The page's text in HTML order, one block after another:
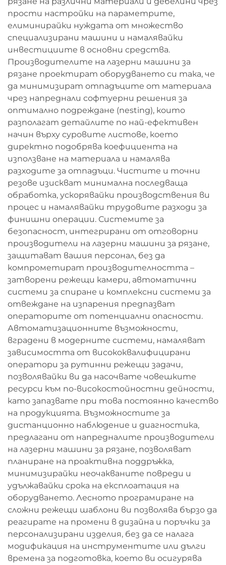
прости настройки на параметрите,
елиминирайки нуждата от множество
специализирани машини и намалявайки
инвестициите в основни средства.
Производителите на лазерни машини за
рязане проектират оборудването си така, че
да минимизират отпадъците от материала
чрез напреднали софтуерни решения за
оптимално подреждане (nesting), които
разполагат детайлите по най-ефективен
начин върху суровите листове, което
директно подобрява коефициента на
използване на материала и намалява
разходите за отпадъци. Чистите и точни
резове изискват минимална последваща
обработка, ускорявайки производствения ви
процес и намалявайки трудовите разходи за
финишни операции. Системите за
безопасност, интегрирани от отговорни
производители на лазерни машини за рязане,
защитават вашия персонал, без да
компрометират производителността –
затворени режещи камери, автоматични
системи за спиране и комплексни системи за
отвеждане на изпарения предпазват
операторите от потенциални опасности.
Автоматизационните възможности,
вградени в модерните системи, намаляват
зависимостта от висококвалифицирани
оператори за рутинни режещи задачи,
позволявайки ви да насочвате човешките
ресурси към по-високостойностни дейности,
като запазвате при това постоянно качество
на продукцията. Възможностите за
дистанционно наблюдение и диагностика,
предлагани от напредналите производители
на лазерни машини за рязане, позволяват
планиране на проактивна поддръжка,
минимизирайки неочакваните повреди и
удължавайки срока на експлоатация на
оборудването. Лесното програмиране на
сложни режещи шаблони ви позволява бързо да
реагирате на промени в дизайна и поръчки за
персонализирани изделия, без да се налага
модификация на инструментите или дълги
времена за подготовка, което ви осигурява